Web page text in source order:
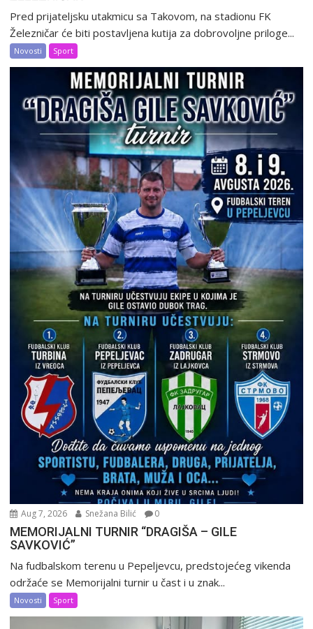
Pred prijateljsku utakmicu sa Takovom, na stadionu FK
Železničar će biti postavljena kutija za dobrovoljne priloge...
Novosti Sport
Aug 7, 2026 Snežana Bilić 0
MEMORIJALNI TURNIR “DRAGIŠA – GILE
SAVKOVIĆ”
Na fudbalskom terenu u Pepeljevcu, predstojećeg vikenda
održaće se Memorijalni turnir u čast i u znak...
Novosti Sport